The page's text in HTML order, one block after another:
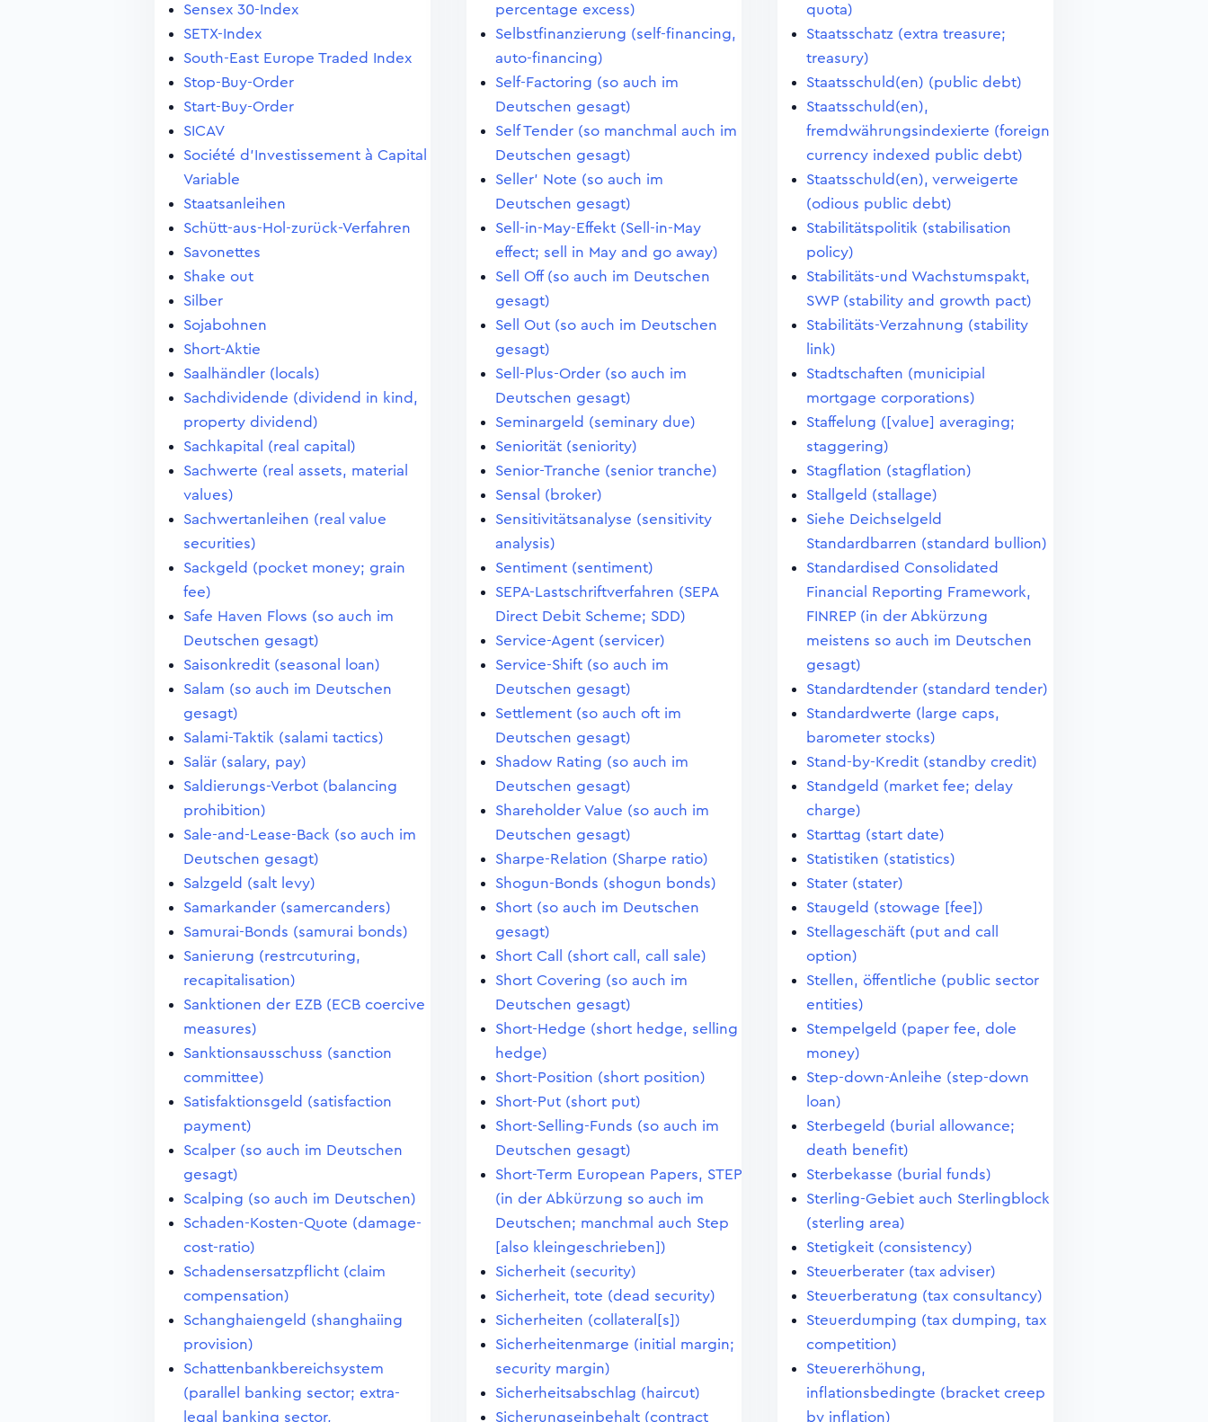
Sensex 30-Index
SETX-Index
South-East Europe Traded Index
Stop-Buy-Order
Start-Buy-Order
SICAV
Société d'Investissement à Capital
Variable
Staatsanleihen
Schütt-aus-Hol-zurück-Verfahren
Savonettes
Shake out
Silber
Sojabohnen
Short-Aktie
Saalhändler (locals)
Sachdividende (dividend in kind,
property dividend)
Sachkapital (real capital)
Sachwerte (real assets, material
values)
Sachwertanleihen (real value
securities)
Sackgeld (pocket money; grain
fee)
Safe Haven Flows (so auch im
Deutschen gesagt)
Saisonkredit (seasonal loan)
Salam (so auch im Deutschen
gesagt)
Salami-Taktik (salami tactics)
Salär (salary, pay)
Saldierungs-Verbot (balancing
prohibition)
Sale-and-Lease-Back (so auch im
Deutschen gesagt)
Salzgeld (salt levy)
Samarkander (samercanders)
Samurai-Bonds (samurai bonds)
Sanierung (restrcuturing,
recapitalisation)
Sanktionen der EZB (ECB coercive
measures)
Sanktionsausschuss (sanction
committee)
Satisfaktionsgeld (satisfaction
payment)
Scalper (so auch im Deutschen
gesagt)
Scalping (so auch im Deutschen)
Schaden-Kosten-Quote (damage-
cost-ratio)
Schadensersatzpflicht (claim
compensation)
Schanghaiengeld (shanghaiing
provision)
Schattenbankbereichsystem
(parallel banking sector; extra-
legal banking sector,
percentage excess)
Selbstfinanzierung (self-financing,
auto-financing)
Self-Factoring (so auch im
Deutschen gesagt)
Self Tender (so manchmal auch im
Deutschen gesagt)
Seller' Note (so auch im
Deutschen gesagt)
Sell-in-May-Effekt (Sell-in-May
effect; sell in May and go away)
Sell Off (so auch im Deutschen
gesagt)
Sell Out (so auch im Deutschen
gesagt)
Sell-Plus-Order (so auch im
Deutschen gesagt)
Seminargeld (seminary due)
Seniorität (seniority)
Senior-Tranche (senior tranche)
Sensal (broker)
Sensitivitätsanalyse (sensitivity
analysis)
Sentiment (sentiment)
SEPA-Lastschriftverfahren (SEPA
Direct Debit Scheme; SDD)
Service-Agent (servicer)
Service-Shift (so auch im
Deutschen gesagt)
Settlement (so auch oft im
Deutschen gesagt)
Shadow Rating (so auch im
Deutschen gesagt)
Shareholder Value (so auch im
Deutschen gesagt)
Sharpe-Relation (Sharpe ratio)
Shogun-Bonds (shogun bonds)
Short (so auch im Deutschen
gesagt)
Short Call (short call, call sale)
Short Covering (so auch im
Deutschen gesagt)
Short-Hedge (short hedge, selling
hedge)
Short-Position (short position)
Short-Put (short put)
Short-Selling-Funds (so auch im
Deutschen gesagt)
Short-Term European Papers, STEP
(in der Abkürzung so auch im
Deutschen; manchmal auch Step
[also kleingeschrieben])
Sicherheit (security)
Sicherheit, tote (dead security)
Sicherheiten (collateral[s])
Sicherheitenmarge (initial margin;
security margin)
Sicherheitsabschlag (haircut)
Sicherungseinbehalt (contract
quota)
Staatsschatz (extra treasure;
treasury)
Staatsschuld(en) (public debt)
Staatsschuld(en),
fremdwährungsindexierte (foreign
currency indexed public debt)
Staatsschuld(en), verweigerte
(odious public debt)
Stabilitätspolitik (stabilisation
policy)
Stabilitäts-und Wachstumspakt,
SWP (stability and growth pact)
Stabilitäts-Verzahnung (stability
link)
Stadtschaften (municipial
mortgage corporations)
Staffelung ([value] averaging;
staggering)
Stagflation (stagflation)
Stallgeld (stallage)
Siehe Deichselgeld
Standardbarren (standard bullion)
Standardised Consolidated
Financial Reporting Framework,
FINREP (in der Abkürzung
meistens so auch im Deutschen
gesagt)
Standardtender (standard tender)
Standardwerte (large caps,
barometer stocks)
Stand-by-Kredit (standby credit)
Standgeld (market fee; delay
charge)
Starttag (start date)
Statistiken (statistics)
Stater (stater)
Staugeld (stowage [fee])
Stellageschäft (put and call
option)
Stellen, öffentliche (public sector
entities)
Stempelgeld (paper fee, dole
money)
Step-down-Anleihe (step-down
loan)
Sterbegeld (burial allowance;
death benefit)
Sterbekasse (burial funds)
Sterling-Gebiet auch Sterlingblock
(sterling area)
Stetigkeit (consistency)
Steuerberater (tax adviser)
Steuerberatung (tax consultancy)
Steuerdumping (tax dumping, tax
competition)
Steuererhöhung,
inflationsbedingte (bracket creep
by inflation)